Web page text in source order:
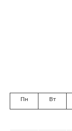
Пн Вт